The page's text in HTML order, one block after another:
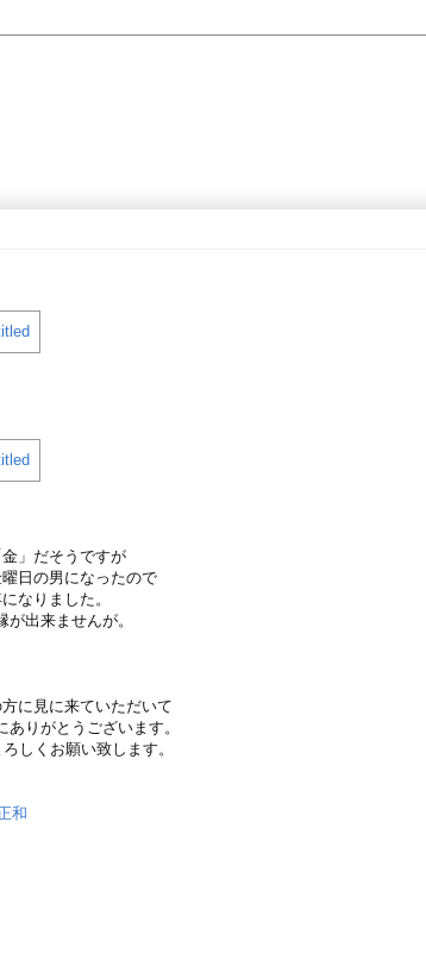
」だそうですが
日の男になったので
なりました。
出来ませんが。
に見に来ていただいて
りがとうございます。
しくお願い致します。
和